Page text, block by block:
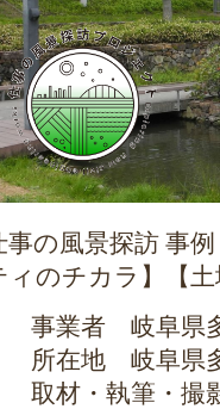
事の風景探訪 事
ィのチカラ】【
事業者 岐阜県
所在地 岐阜県
取材・執筆・撮